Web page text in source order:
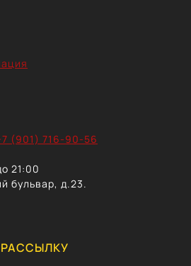
(901) 716-90-56
21:00
бульвар, д.23.